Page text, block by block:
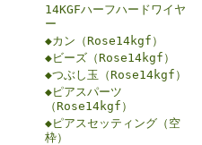
14KGFハーフハードワイヤ
ー
◆カン（Rose14kgf）
◆ビーズ（Rose14kgf）
◆つぶし玉（Rose14kgf）
◆ピアスパーツ
（Rose14kgf）
◆ピアスセッティング（空
枠）